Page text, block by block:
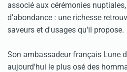
associé aux cérémonies
d'abondance : une richesse
saveurs et d'usages qu'il propose.
Son ambassadeur français Lune
aujourd'hui le plus osé des